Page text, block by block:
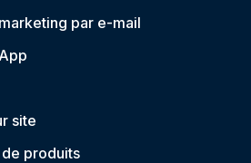
par e-mail
site
produits